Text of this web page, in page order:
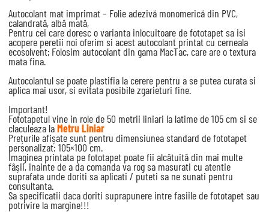
Autocolant mat imprimat – Folie adezivă monomerică din PVC,
calandrată, albă mată,
Pentru cei care doresc o varianta inlocuitoare de fototapet sa isi
acopere peretii noi oferim si acest autocolant printat cu cerneala
ecosolvent; Folosim autocolant din gama MacTac, care are o textura
mata fina.
Autocolantul se poate plastifia la cerere pentru a se putea curata si
aplica mai usor, si evitata posibile zgarieturi fine.
Important!
Fototapetul vine in role de 50 metrii liniari la latime de 105 cm si se
claculeaza laMetru Liniar
Prețurile afișate sunt pentru dimensiunea standard de fototapet
personalizat: 105×100 cm.
Imaginea printata pe fototapet poate fii alcătuită din mai multe
fâșii, inainte de a da comanda va rog sa masurati cu atentie
suprafata unde doriti sa aplicati / puteti sa ne sunati pentru
consultanta.
Sa specificatii daca doriti suprapunere intre fasiile de fototapet sau
potrivire la margine!!!